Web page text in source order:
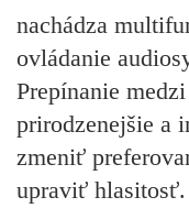
nachádza
ovládanie
Prepínanie
prirodzenejšie a
zmeniť
upraviť hlasitosť.